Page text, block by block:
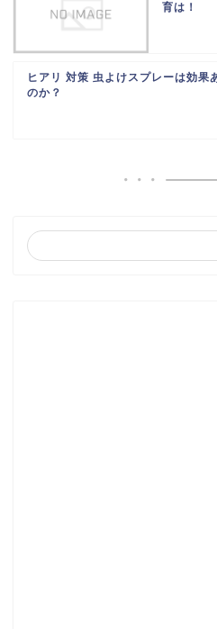
育は！
ヒアリ 対策 虫よけスプレーは効果
のか？